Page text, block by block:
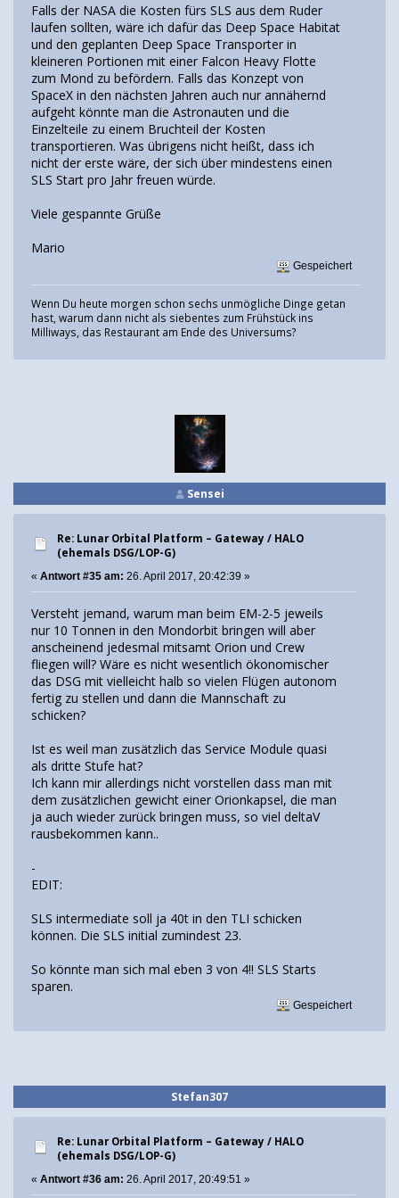
Falls der NASA die Kosten fürs SLS aus dem Ruder
laufen sollten, wäre ich dafür das Deep Space Habitat
und den geplanten Deep Space Transporter in
kleineren Portionen mit einer Falcon Heavy Flotte
zum Mond zu befördern. Falls das Konzept von
SpaceX in den nächsten Jahren auch nur annähernd
aufgeht könnte man die Astronauten und die
Einzelteile zu einem Bruchteil der Kosten
transportieren. Was übrigens nicht heißt, dass ich
nicht der erste wäre, der sich über mindestens einen
SLS Start pro Jahr freuen würde.
Viele gespannte Grüße
Mario
Gespeichert
Wenn Du heute morgen schon sechs unmögliche Dinge getan
hast, warum dann nicht als siebentes zum Frühstück ins
Milliways, das Restaurant am Ende des Universums?
Sensei
Re: Lunar Orbital Platform – Gateway / HALO
(ehemals DSG/LOP-G)
« Antwort #35 am: 26. April 2017, 20:42:39 »
Versteht jemand, warum man beim EM-2-5 jeweils
nur 10 Tonnen in den Mondorbit bringen will aber
anscheinend jedesmal mitsamt Orion und Crew
fliegen will? Wäre es nicht wesentlich ökonomischer
das DSG mit vielleicht halb so vielen Flügen autonom
fertig zu stellen und dann die Mannschaft zu
schicken?
Ist es weil man zusätzlich das Service Module quasi
als dritte Stufe hat?
Ich kann mir allerdings nicht vorstellen dass man mit
dem zusätzlichen gewicht einer Orionkapsel, die man
ja auch wieder zurück bringen muss, so viel deltaV
rausbekommen kann..
-
EDIT:
SLS intermediate soll ja 40t in den TLI schicken
können. Die SLS initial zumindest 23.
So könnte man sich mal eben 3 von 4!! SLS Starts
sparen.
Gespeichert
Stefan307
Re: Lunar Orbital Platform – Gateway / HALO
(ehemals DSG/LOP-G)
« Antwort #36 am: 26. April 2017, 20:49:51 »